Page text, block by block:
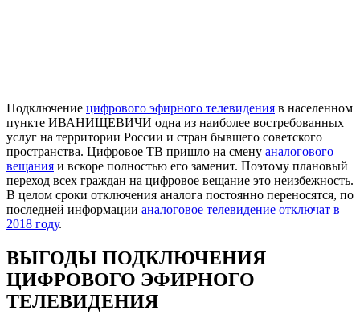
Подключение цифрового эфирного телевидения в населенном
пункте ИВАНИЩЕВИЧИ одна из наиболее востребованных
услуг на территории России и стран бывшего советского
пространства. Цифровое ТВ пришло на смену аналогового
вещания и вскоре полностью его заменит. Поэтому плановый
переход всех граждан на цифровое вещание это неизбежность.
В целом сроки отключения аналога постоянно переносятся, по
последней информации аналоговое телевидение отключат в
2018 году.
ВЫГОДЫ ПОДКЛЮЧЕНИЯ
ЦИФРОВОГО ЭФИРНОГО
ТЕЛЕВИДЕНИЯ